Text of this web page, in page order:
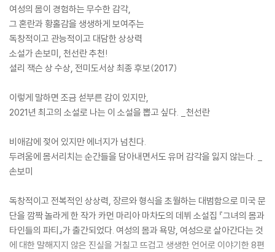
여성의 몸이 경험하는 무수한 감각,
그 혼란과 황홀감을 생생하게 보여주는
독창적이고 관능적이고 대담한 상상력
소설가 손보미, 천선란 추천!
셜리 잭슨 상 수상, 전미도서상 최종 후보(2017)
이렇게 말하면 조금 섣부른 감이 있지만,
2021년 최고의 소설로 나는 이 소설을 뽑고 싶다. _천선란
비애감에 젖어 있지만 에너지가 넘친다.
두려움에 몸서리치는 순간들을 담아내면서도 유머 감각을 잃지 않는다. _
손보미
독창적이고 전복적인 상상력, 장르와 형식을 초월하는 대범함으로 미국 문
단을 깜짝 놀라게 한 작가 카먼 마리아 마차도의 데뷔 소설집 『그녀의 몸과
타인들의 파티』가 출간되었다. 여성의 몸과 욕망, 여성으로 살아간다는 것
에 대한 말해지지 않은 진실을 거칠고 뜨겁고 생생한 언어로 이야기한 8편